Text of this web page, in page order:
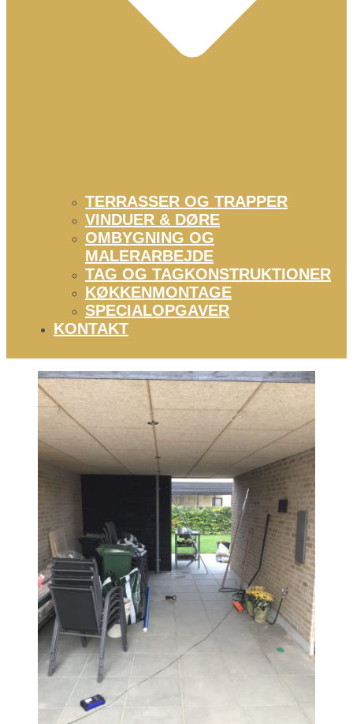
TERRASSER OG TRAPPER
VINDUER & DØRE
OMBYGNING OG
MALERARBEJDE
TAG OG TAGKONSTRUKTIONER
KØKKENMONTAGE
SPECIALOPGAVER
KONTAKT